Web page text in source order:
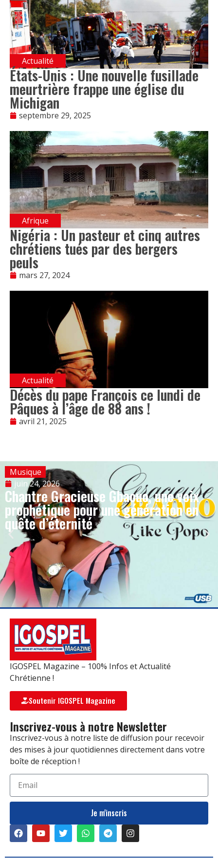
Actualité
États-Unis : Une nouvelle fusillade
meurtrière frappe une église du
Michigan
septembre 29, 2025
Afrique
Nigéria : Un pasteur et cinq autres
chrétiens tués par des bergers
peuls
mars 27, 2024
Actualité
Décès du pape François ce lundi de
Pâques à l’âge de 88 ans !
avril 21, 2025
Musique
juin 24, 2026
Chantre Gracieuse Gbaouo, une voix
prophétique pour une génération en
quête d’éternité
IGOSPEL Magazine – 100% Infos et Actualité
Chrétienne !
Soutenir IGOSPEL Magazine
Inscrivez-vous à notre Newsletter
Inscrivez-vous à notre liste de diffusion pour recevoir
des mises à jour quotidiennes directement dans votre
boîte de réception !
Je m'inscris